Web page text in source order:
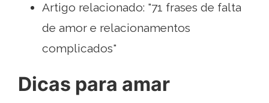
Artigo relacionado: "71 frases de falta
de amor e relacionamentos
complicados"
Dicas para amar